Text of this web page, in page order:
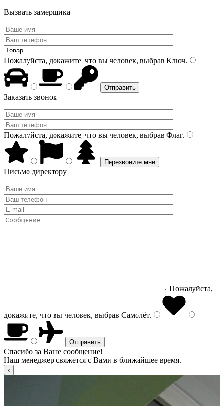
Вызвать замерщика
Пожалуйста, докажите, что вы человек, выбрав Ключ.
Заказать звонок
Пожалуйста, докажите, что вы человек, выбрав Флаг.
Письмо директору
Пожалуйста,
докажите, что вы человек, выбрав Самолёт.
Спасибо за Ваше сообщение!
Наш менеджер свяжется с Вами в ближайшее время.